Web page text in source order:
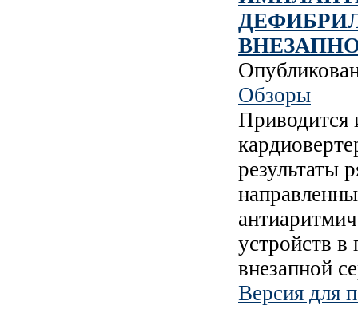
Обзоры
Приводится
результаты
устройств в
внезапной
Версия для